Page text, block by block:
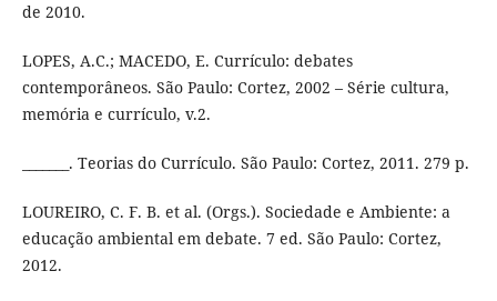
de 2010.
LOPES, A.C.; MACEDO, E. Currículo: debates
contemporâneos. São Paulo: Cortez, 2002 – Série cultura,
memória e currículo, v.2.
_______. Teorias do Currículo. São Paulo: Cortez, 2011. 279 p.
LOUREIRO, C. F. B. et al. (Orgs.). Sociedade e Ambiente: a
educação ambiental em debate. 7 ed. São Paulo: Cortez,
2012.